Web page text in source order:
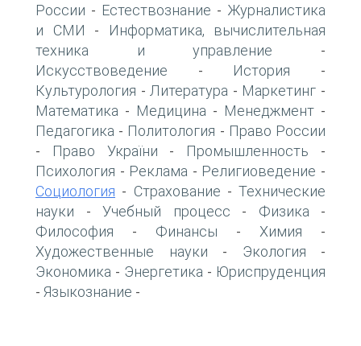
России - Естествознание - Журналистика
и СМИ -
Информатика, вычислительная
техника и управление -
Искусствоведение - История -
Культурология - Литература - Маркетинг -
Математика - Медицина - Менеджмент -
Педагогика - Политология - Право России
- Право України - Промышленность -
Психология - Реклама - Религиоведение -
Социология - Страхование - Технические
науки - Учебный процесс - Физика -
Философия - Финансы - Химия -
Художественные науки - Экология -
Экономика - Энергетика - Юриспруденция
- Языкознание -